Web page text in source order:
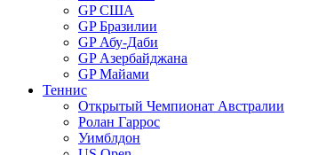
GP США
GP Бразилии
GP Абу-Даби
GP Азербайджана
GP Майами
Теннис
Открытый Чемпионат Австралии
Ролан Гаррос
Уимблдон